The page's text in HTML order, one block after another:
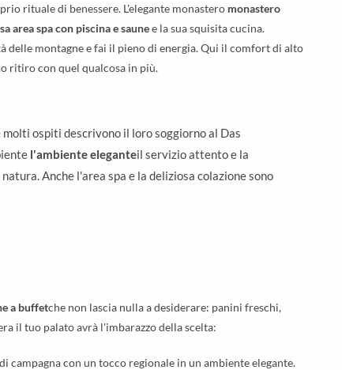
rituale di benessere. L'elegante monastero monastero
area spa con piscina e saunee la sua squisita cucina.
delle montagne e fai il pieno di energia. Qui il comfort di alto
ritiro con quel qualcosa in più.
ospiti descrivono il loro soggiorno al Das
l'ambiente eleganteil servizio attento e la
Anche l'area spa e la deliziosa colazione sono
a buffetche non lascia nulla a desiderare: panini freschi,
il tuo palato avrà l'imbarazzo della scelta:
campagna con un tocco regionale in un ambiente elegante.